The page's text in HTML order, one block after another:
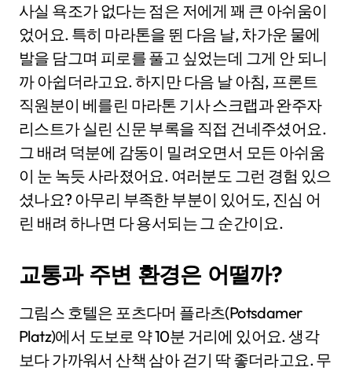
사실 욕조가 없다는 점은 저에게 꽤 큰 아쉬움이
었어요. 특히 마라톤을 뛴 다음 날, 차가운 물에
발을 담그며 피로를 풀고 싶었는데 그게 안 되니
까 아쉽더라고요. 하지만 다음 날 아침, 프론트
직원분이 베를린 마라톤 기사 스크랩과 완주자
리스트가 실린 신문 부록을 직접 건네주셨어요.
그 배려 덕분에 감동이 밀려오면서 모든 아쉬움
이 눈 녹듯 사라졌어요. 여러분도 그런 경험 있으
셨나요? 아무리 부족한 부분이 있어도, 진심 어
린 배려 하나면 다 용서되는 그 순간이요.
교통과 주변 환경은 어떨까?
그림스 호텔은 포츠다머 플라츠(Potsdamer
Platz)에서 도보로 약 10분 거리에 있어요. 생각
보다 가까워서 산책 삼아 걷기 딱 좋더라고요. 무